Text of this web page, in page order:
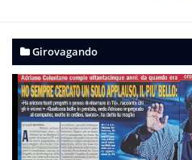
Girovagando